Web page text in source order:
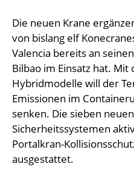
Die neuen Krane
von bislang elf
Valencia bereits an
Bilbao im Einsatz hat.
Hybridmodelle will der
Emissionen im
senken. Die sieben
Sicherheitssystemen
Portalkran-
ausgestattet.